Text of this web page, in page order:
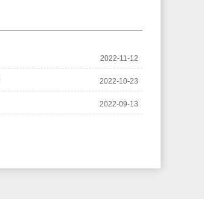
2022-11-12
2022-10-23
2022-09-13